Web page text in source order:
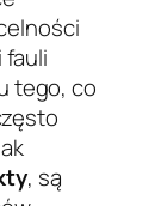
tego, co
, są